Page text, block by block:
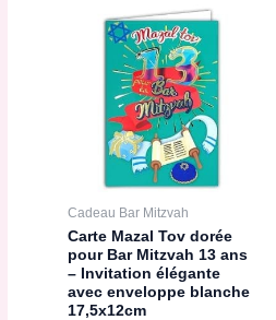
Cadeau Bar Mitzvah
Carte Mazal Tov dorée
pour Bar Mitzvah 13 ans
– Invitation élégante
avec enveloppe blanche
17,5x12cm